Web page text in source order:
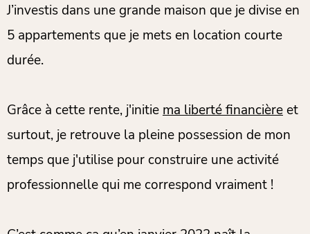
J’investis dans une grande maison que je divise en
5 appartements que je mets en location courte
durée.
Grâce à cette rente, j'initie ma liberté financière et
surtout, je retrouve la pleine possession de mon
temps que j'utilise pour construire une activité
professionnelle qui me correspond vraiment !